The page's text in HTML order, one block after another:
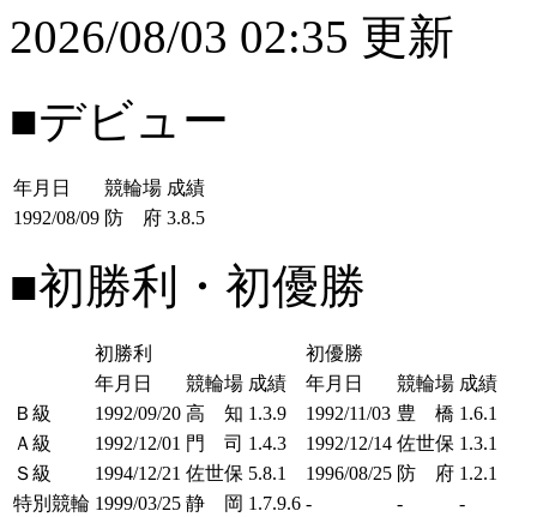
2026/08/03 02:35 更新
■デビュー
年月日 競輪場 成績
1992/08/09 防 府 3.8.5
■初勝利・初優勝
初勝利
初優勝
年月日
競輪場 成績 年月日 競輪場 成績
Ｂ級
1992/09/20 高 知 1.3.9 1992/11/03 豊 橋 1.6.1
Ａ級
1992/12/01 門 司 1.4.3 1992/12/14 佐世保 1.3.1
Ｓ級
1994/12/21 佐世保 5.8.1 1996/08/25 防 府 1.2.1
特別競輪 1999/03/25 静 岡 1.7.9.6 - - -